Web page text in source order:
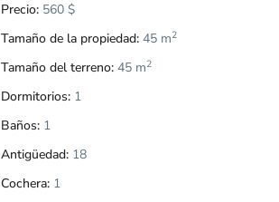
Precio: 560 $
Tamaño de la propiedad: 45 m2
Tamaño del terreno: 45 m2
Dormitorios: 1
Baños: 1
Antigüedad: 18
Cochera: 1